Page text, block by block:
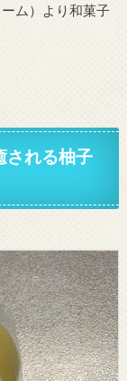
ム）より和菓子
される柚子